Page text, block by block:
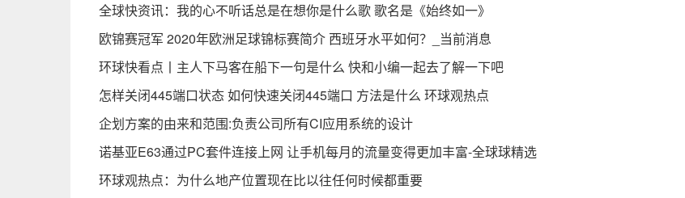
全球快资讯：我的心不听话总是在想你是什么歌 歌名是《始终如一》
欧锦赛冠军 2020年欧洲足球锦标赛简介 西班牙水平如何？_当前消息
环球快看点丨主人下马客在船下一句是什么 快和小编一起去了解一下吧
怎样关闭445端口状态 如何快速关闭445端口 方法是什么 环球观热点
企划方案的由来和范围:负责公司所有CI应用系统的设计
诺基亚E63通过PC套件连接上网 让手机每月的流量变得更加丰富-全球球精选
环球观热点：为什么地产位置现在比以往任何时候都重要